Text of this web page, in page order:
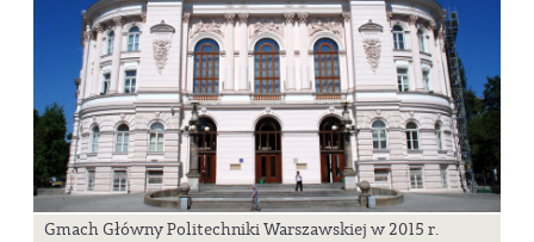
Gmach Główny Politechniki Warszawskiej w 2015 r.